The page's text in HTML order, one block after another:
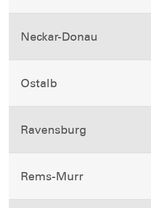
Neckar-Donau
Ostalb
Ravensburg
Rems-Murr